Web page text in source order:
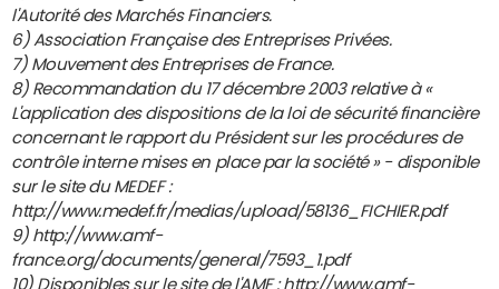
l'Autorité des Marchés Financiers.
6) Association Française des Entreprises Privées.
7) Mouvement des Entreprises de France.
8) Recommandation du 17 décembre 2003 relative à «
L'application des dispositions de la loi de sécurité financière
concernant le rapport du Président sur les procédures de
contrôle interne mises en place par la société » - disponible
sur le site du MEDEF :
http://www.medef.fr/medias/upload/58136_FICHIER.pdf
9) http://www.amf-
france.org/documents/general/7593_1.pdf
10) Disponibles sur le site de l'AMF : http://www.amf-